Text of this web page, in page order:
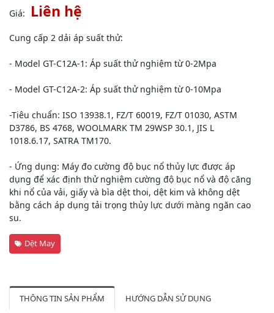
Giá: Liên hệ
Cung cấp 2 dải áp suất thử:
- Model GT-C12A-1: Áp suất thử nghiệm từ 0-2Mpa
- Model GT-C12A-2: Áp suất thử nghiệm từ 0-10Mpa
-Tiêu chuẩn: ISO 13938.1, FZ/T 60019, FZ/T 01030, ASTM
D3786, BS 4768, WOOLMARK TM 29WSP 30.1, JIS L
1018.6.17, SATRA TM170.
- Ứng dụng: Máy đo cường độ bục nổ thủy lực được áp
dụng để xác định thử nghiệm cường độ bục nổ và độ căng
khi nổ của vải, giấy và bìa dệt thoi, dệt kim và không dệt
bằng cách áp dụng tải trọng thủy lực dưới màng ngăn cao
su.
Dệt May
THÔNG TIN SẢN PHẨM HƯỚNG DẪN SỬ DỤNG